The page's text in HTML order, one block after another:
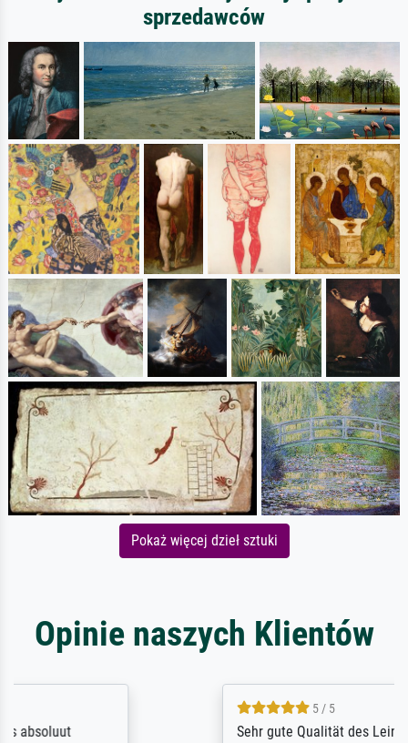
sprzedawców
Pokaż więcej dzieł sztuki
Opinie naszych Klientów
Sehr gute Qualität des Leinwanddrucks und